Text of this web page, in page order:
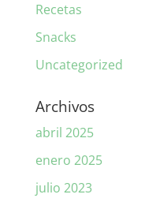
Recetas
Snacks
Uncategorized
Archivos
abril 2025
enero 2025
julio 2023